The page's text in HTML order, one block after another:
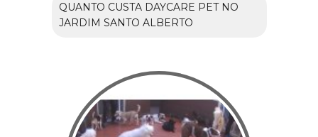
QUANTO CUSTA DAYCARE PET NO
JARDIM SANTO ALBERTO